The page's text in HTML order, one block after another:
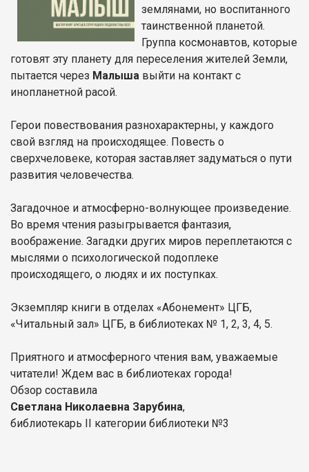
землянами, но воспитанного
таинственной планетой.
Группа космонавтов, которые
готовят эту планету для переселения жителей Земли,
пытается через Малыша выйти на контакт с
инопланетной расой.
Герои повествования разнохарактерны, у каждого
свой взгляд на происходящее. Повесть о
сверхчеловеке, которая заставляет задуматься о пути
развития человечества.
Загадочное и атмосферно-волнующее произведение.
Во время чтения разыгрывается фантазия,
воображение. Загадки других миров переплетаются с
мыслями о психологической подоплеке
происходящего, о людях и их поступках.
Экземпляр книги в отделах «Абонемент» ЦГБ,
«Читальный зал» ЦГБ, в библиотеках № 1, 2, 3, 4, 5.
Приятного и атмосферного чтения вам, уважаемые
читатели! Ждем вас в библиотеках города!
Обзор составила
Светлана Николаевна Зарубина,
библиотекарь II категории библиотеки №3